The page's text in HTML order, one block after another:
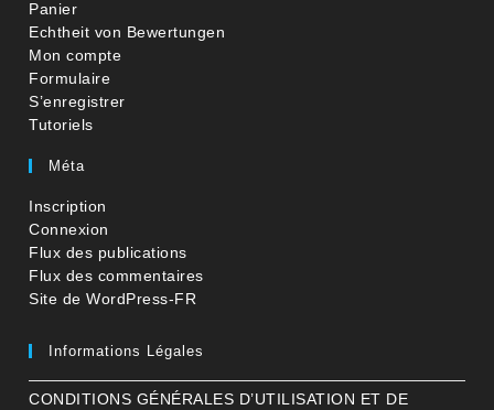
Panier
Echtheit von Bewertungen
Mon compte
Formulaire
S’enregistrer
Tutoriels
Méta
Inscription
Connexion
Flux des publications
Flux des commentaires
Site de WordPress-FR
Informations Légales
CONDITIONS GÉNÉRALES D’UTILISATION ET DE